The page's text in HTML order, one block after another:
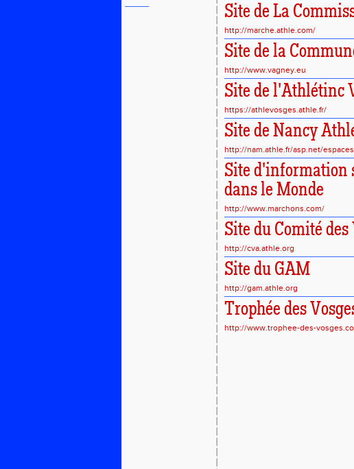
Site de La
http://marche.athle.com/
Site de la
http://www.vagney.eu
Site de l'Athlétinc
https://athlevosges.athle.fr/
Site de Nancy
http://nam.athle.fr/asp.net/
Site d'information
dans le Monde
http://www.marchons.com/
Site du Comité
http://cva.athle.org
Site du GAM
http://gam.athle.org
Trophée des
http://www.trophee-des-